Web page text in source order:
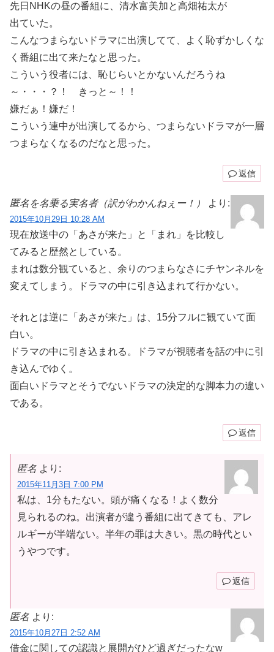
先日NHKの昼の番組に、清水富美加と高畑祐太が
出ていた。
こんなつまらないドラマに出演してて、よく恥ずかしくな
く番組に出て来たなと思った。
こういう役者には、恥じらいとかないんだろうね
～・・・？！ きっと～！！
嫌だぁ！嫌だ！
こういう連中が出演してるから、つまらないドラマが一層
つまらなくなるのだなと思った。
返信
匿名を名乗る実名者（訳がわかんねぇー！） より:
2015年10月29日 10:28 AM
現在放送中の「あさが来た」と「まれ」を比較し
てみると歴然としている。
まれは数分観ていると、余りのつまらなさにチヤンネルを
変えてしまう。ドラマの中に引き込まれて行かない。
それとは逆に「あさが来た」は、15分フルに観ていて面
白い。
ドラマの中に引き込まれる。ドラマが視聴者を話の中に引
き込んでゆく。
面白いドラマとそうでないドラマの決定的な脚本力の違い
である。
返信
匿名 より:
2015年11月3日 7:00 PM
私は、1分もたない。頭が痛くなる！よく数分
見られるのね。出演者が違う番組に出てきても、アレ
ルギーが半端ない。半年の罪は大きい。黒の時代とい
うやつです。
返信
匿名 より:
2015年10月27日 2:52 AM
借金に関しての認識と展開がひど過ぎだったなw